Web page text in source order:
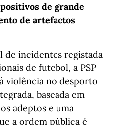
de grande
de artefactos
de incidentes registada
de futebol, a PSP
violência no desporto
baseada em
adeptos e uma
a ordem pública é